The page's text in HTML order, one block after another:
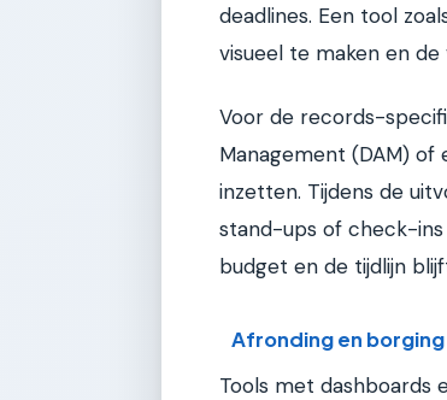
deadlines. Een tool
visueel te maken en
Voor de records-
Management (DAM) of
inzetten. Tijdens de
stand-ups of check-
budget en de tijdlijn
Afronding en borging
Tools met dashboards